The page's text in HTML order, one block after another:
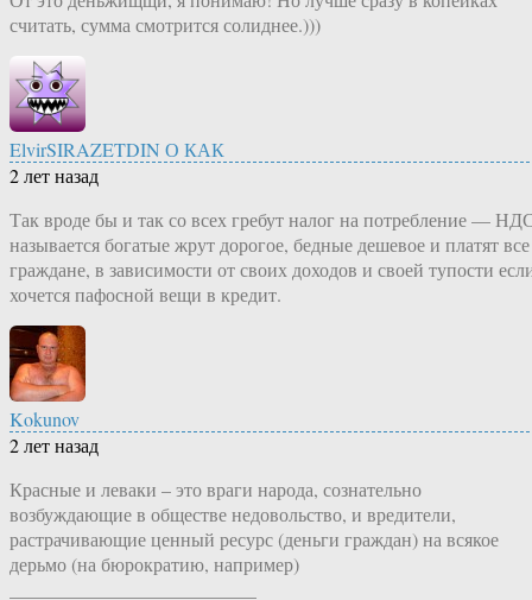
считать, сумма смотрится солиднее.)))
ElvirSIRAZETDIN О КАК
2 лет назад
Так вроде бы и так со всех гребут налог на потребление —
называется богатые жрут дорогое, бедные дешевое и платят все
граждане, в зависимости от своих доходов и своей тупости
хочется пафосной вещи в кредит.
Kokunov
2 лет назад
Красные и леваки – это враги народа, сознательно
возбуждающие в обществе недовольство, и вредители,
растрачивающие ценный ресурс (деньги граждан) на всякое
дерьмо (на бюрократию, например)